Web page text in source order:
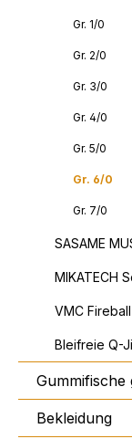
Gr. 1/0
Gr. 2/0
Gr. 3/0
Gr. 4/0
Gr. 5/0
Gr. 6/0
Gr. 7/0
SASAME
MIKATECH
VMC
Bleifreie Q-
Gummifische
Bekleidung